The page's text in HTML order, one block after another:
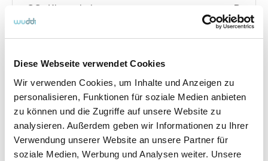
Diese Webseite verwendet Cookies
Wir verwenden Cookies, um Inhalte und Anzeigen zu
personalisieren, Funktionen für soziale Medien anbieten
zu können und die Zugriffe auf unsere Website zu
analysieren. Außerdem geben wir Informationen zu Ihrer
Verwendung unserer Website an unsere Partner für
soziale Medien, Werbung und Analysen weiter. Unsere
CO₂-Klasse bei
entladener Batterie :
D
Fahrzeugdetails
Angebotsnummer
ABO74.663
Ausstattungslinie
ST Line
Verfügbar ab